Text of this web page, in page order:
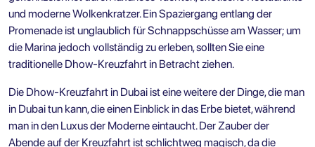
und moderne Wolkenkratzer. Ein Spaziergang entlang der
Promenade ist unglaublich für Schnappschüsse am Wasser; um
die Marina jedoch vollständig zu erleben, sollten Sie eine
traditionelle Dhow-Kreuzfahrt in Betracht ziehen.
Die Dhow-Kreuzfahrt in Dubai ist eine weitere der Dinge, die man
in Dubai tun kann, die einen Einblick in das Erbe bietet, während
man in den Luxus der Moderne eintaucht. Der Zauber der
Abende auf der Kreuzfahrt ist schlichtweg magisch, da die